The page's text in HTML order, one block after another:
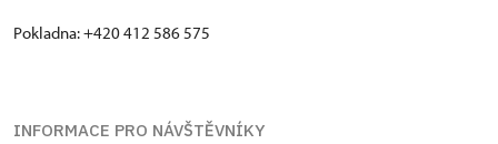
Pokladna: +420 412 586 575
INFORMACE PRO NÁVŠTĚVNÍKY